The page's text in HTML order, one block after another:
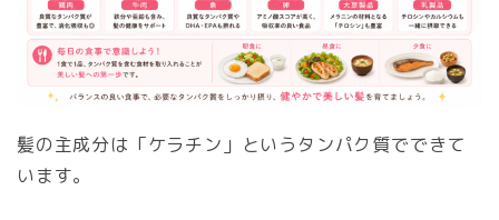
髪の主成分は「ケラチン」というタンパク質でできて
います。